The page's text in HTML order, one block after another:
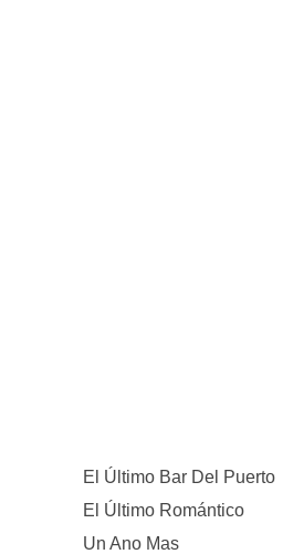
El Último Bar Del Puerto
El Último Romántico
Un Ano Mas